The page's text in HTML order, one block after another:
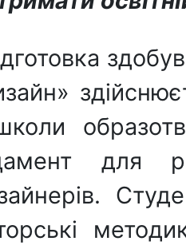
для